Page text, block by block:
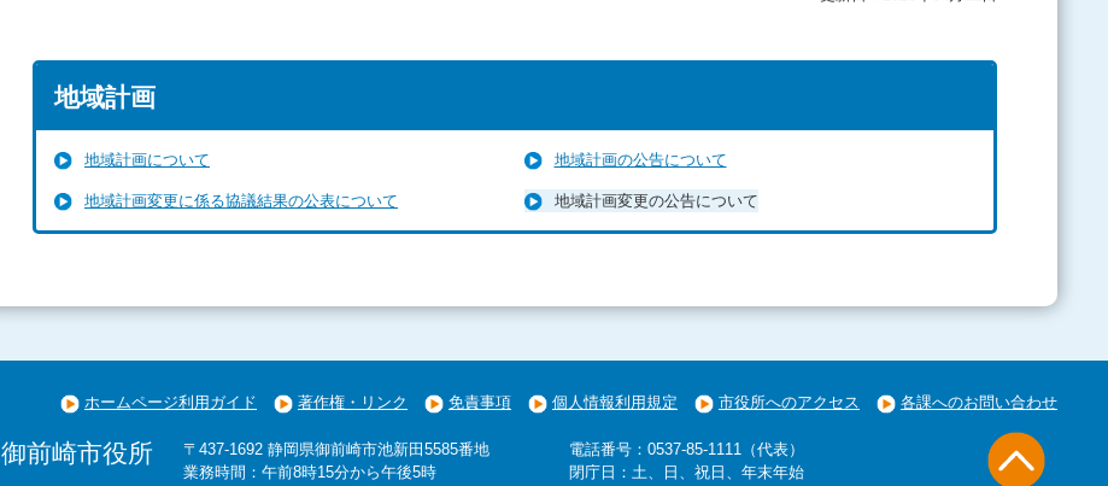
地域計画
地域計画について 地域計画の公告について
地域計画変更に係る協議結果の公表について 地域計画変更の公告について
ホームページ利用ガイド 著作権・リンク 免責事項 個人情報利用規定 市役所へのアクセス 各課へのお問い合わせ
御前崎市役所
〒437-1692 静岡県御前崎市池新田5585番地
業務時間：午前8時15分から午後5時
電話番号：0537-85-1111（代表）
閉庁日：土、日、祝日、年末年始